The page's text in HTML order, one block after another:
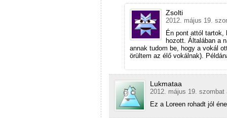
Zsolti
2012. május 19.
Én pont attól tartok,
hozott. Általában a
annak tudom be, hogy a vokál
örültem az élő vokálnak).
Lukmataa
2012. május 19. szombat
Ez a Loreen rohadt jól